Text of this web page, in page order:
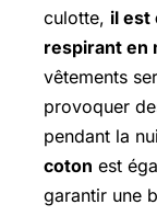
culotte, il est
respirant en
vêtements
provoquer
pendant la
coton est
garantir une